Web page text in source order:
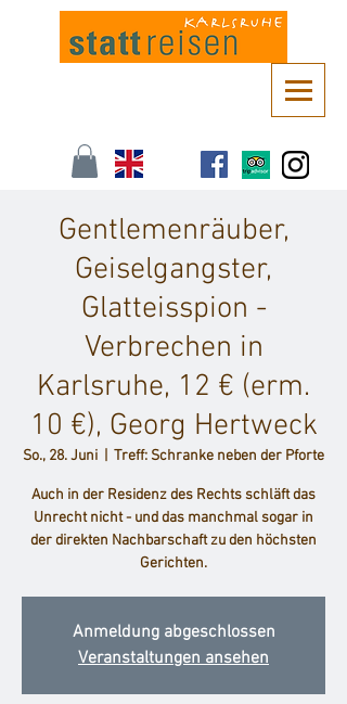
Gentlemenräuber,
Geiselgangster,
Glatteisspion -
Verbrechen in
Karlsruhe, 12 € (erm.
10 €), Georg Hertweck
So., 28. Juni Treff: Schranke neben der Pforte
Auch in der Residenz des Rechts schläft das
Unrecht nicht - und das manchmal sogar in
der direkten Nachbarschaft zu den höchsten
Gerichten.
Anmeldung abgeschlossen
Veranstaltungen ansehen